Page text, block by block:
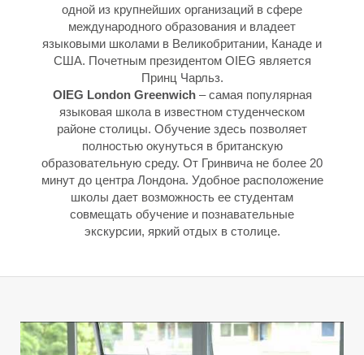
Е
одной из крупнейших организаций в сфере
международного образования и владеет
языковыми школами в Великобритании, Канаде и
США. Почетным президентом OIEG является
Принц Чарльз.
OIEG London Greenwich– самая популярная
языковая школа в известном студенческом
районе столицы. Обучение здесь позволяет
полностью окунуться в британскую
образовательную среду. От Гринвича не более 20
минут до центра Лондона. Удобное расположение
школы дает возможность ее студентам
совмещать обучение и познавательные
экскурсии, яркий отдых в столице.
Е